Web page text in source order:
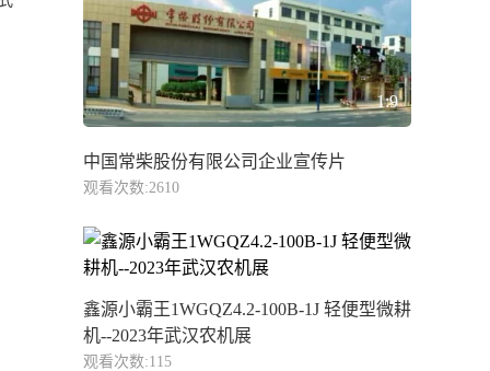
1:9
中国常柴股份有限公司企业宣传片
观看次数:2610
鑫源小霸王1WGQZ4.2-100B-1J 轻便型微耕
机--2023年武汉农机展
观看次数:115